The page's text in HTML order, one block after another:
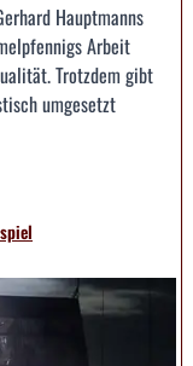
Hauptmanns
Arbeit
Trotzdem gibt
umgesetzt